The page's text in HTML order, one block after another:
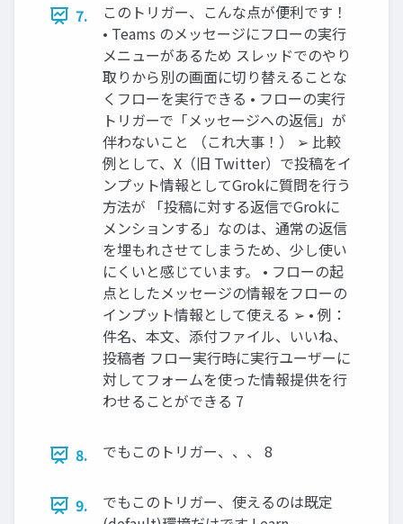
7.
このトリガー、こんな点が便利です！
• Teams のメッセージにフローの実行
メニューがあるため スレッドでのやり
取りから別の画面に切り替えることな
くフローを実行できる • フローの実行
トリガーで「メッセージへの返信」が
伴わないこと （これ大事！） ➢ 比較
例として、X（旧 Twitter）で投稿をイ
ンプット情報としてGrokに質問を行う
方法が 「投稿に対する返信でGrokに
メンションする」なのは、通常の返信
を埋もれさせてしまうため、少し使い
にくいと感じています。 • フローの起
点としたメッセージの情報をフローの
インプット情報として使える ➢ • 例：
件名、本文、添付ファイル、いいね、
投稿者 フロー実行時に実行ユーザーに
対してフォームを使った情報提供を行
わせることができる 7
8. でもこのトリガー、、、 8
9.
でもこのトリガー、使えるのは既定